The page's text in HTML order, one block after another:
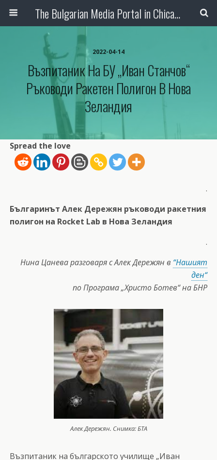
The Bulgarian Media Portal in Chicago
2022-04-14
Възпитаник На БУ „Иван Станчов“
Ръководи Ракетен Полигон В Нова
Зеландия
Spread the love
.
Българинът Алек Дережян ръководи ракетния
полигон на Rocket Lab в Нова Зеландия
.
Нина Цанева разговаря с Алек Дережян в “Нашият
ден“
по Програма „Христо Ботев“ на БНР
Алек Дережян. Снимка: БТА
Възпитаник на българското училище „Иван